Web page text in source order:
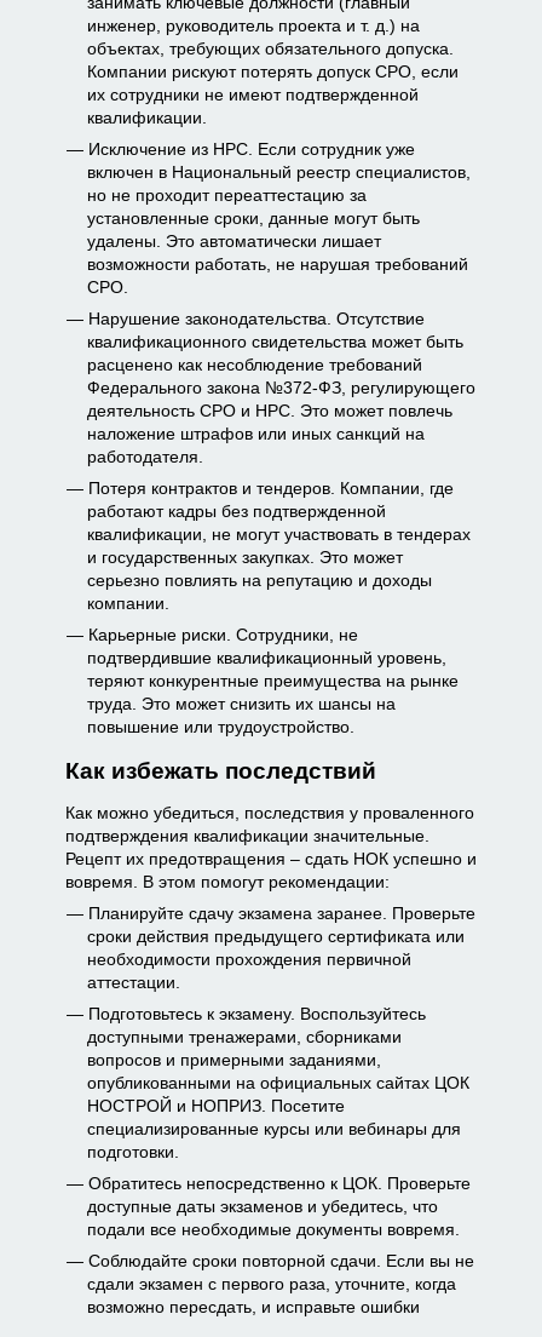
инженер, руководитель проекта и т. д.) на
объектах, требующих обязательного допуска.
Компании рискуют потерять допуск СРО, если
их сотрудники не имеют подтвержденной
квалификации.
Исключение из НРС. Если сотрудник уже
включен в Национальный реестр специалистов,
но не проходит переаттестацию за
установленные сроки, данные могут быть
удалены. Это автоматически лишает
возможности работать, не нарушая требований
СРО.
Нарушение законодательства. Отсутствие
квалификационного свидетельства может быть
расценено как несоблюдение требований
Федерального закона №372-ФЗ, регулирующего
деятельность СРО и НРС. Это может повлечь
наложение штрафов или иных санкций на
работодателя.
Потеря контрактов и тендеров. Компании, где
работают кадры без подтвержденной
квалификации, не могут участвовать в тендерах
и государственных закупках. Это может
серьезно повлиять на репутацию и доходы
компании.
Карьерные риски. Сотрудники, не
подтвердившие квалификационный уровень,
теряют конкурентные преимущества на рынке
труда. Это может снизить их шансы на
повышение или трудоустройство.
Как избежать последствий
Как можно убедиться, последствия у проваленного
подтверждения квалификации значительные.
Рецепт их предотвращения – сдать НОК успешно и
вовремя. В этом помогут рекомендации:
Планируйте сдачу экзамена заранее. Проверьте
сроки действия предыдущего сертификата или
необходимости прохождения первичной
аттестации.
Подготовьтесь к экзамену. Воспользуйтесь
доступными тренажерами, сборниками
вопросов и примерными заданиями,
опубликованными на официальных сайтах ЦОК
НОСТРОЙ и НОПРИЗ. Посетите
специализированные курсы или вебинары для
подготовки.
Обратитесь непосредственно к ЦОК. Проверьте
доступные даты экзаменов и убедитесь, что
подали все необходимые документы вовремя.
Соблюдайте сроки повторной сдачи. Если вы не
сдали экзамен с первого раза, уточните, когда
возможно пересдать, и исправьте ошибки